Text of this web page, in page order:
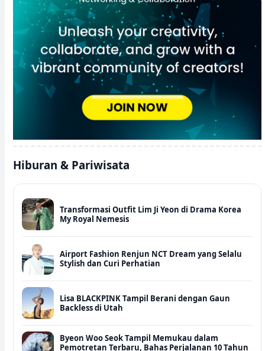
Hiburan & Pariwisata
Transformasi Outfit Lim Ji Yeon di Drama Korea
My Royal Nemesis
Airport Fashion Renjun NCT Dream yang Selalu
Stylish dan Curi Perhatian
Lisa BLACKPINK Tampil Berani dengan Gaun
Backless di Utah
Byeon Woo Seok Tampil Memukau dalam
Pemotretan Terbaru, Bahas Perjalanan 10 Tahun